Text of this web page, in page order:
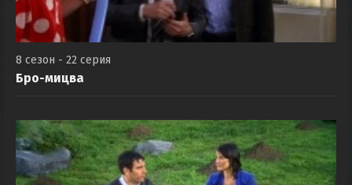
8 сезон - 22 серия
Бро-мицва